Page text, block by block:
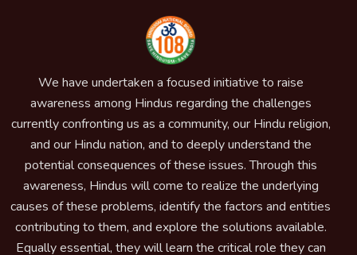
We have undertaken a focused initiative to raise
awareness among Hindus regarding the challenges
currently confronting us as a community, our Hindu religion,
and our Hindu nation, and to deeply understand the
potential consequences of these issues. Through this
awareness, Hindus will come to realize the underlying
causes of these problems, identify the factors and entities
contributing to them, and explore the solutions available.
Equally essential, they will learn the critical role they can